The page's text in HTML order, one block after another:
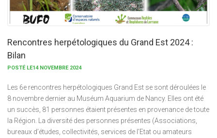
Rencontres herpétologiques du Grand Est 2024 :
Bilan
POSTÉ LE14 NOVEMBRE 2024
Les 6e rencontres herpétologiques Grand Est se sont déroulées le
8 novembre dernier au Muséum Aquarium de Nancy. Elles ont été
un succès, 81 personnes étaient présentes en provenance de toute
la Région. La diversité des personnes présentes (Associations,
bureaux d’études, collectivités, services de l’Etat ou amateurs